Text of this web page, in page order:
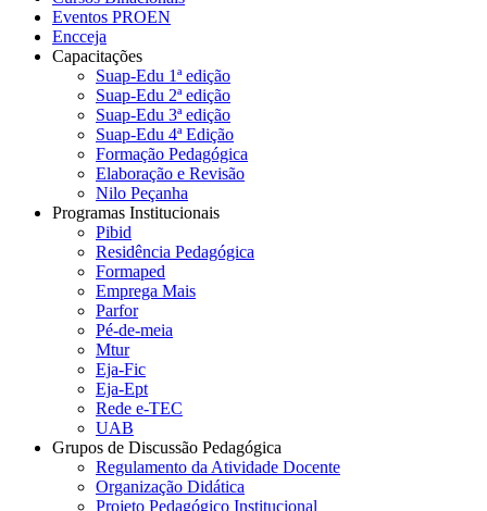
Eventos PROEN
Encceja
Capacitações
Suap-Edu 1ª edição
Suap-Edu 2ª edição
Suap-Edu 3ª edição
Suap-Edu 4ª Edição
Formação Pedagógica
Elaboração e Revisão
Nilo Peçanha
Programas Institucionais
Pibid
Residência Pedagógica
Formaped
Emprega Mais
Parfor
Pé-de-meia
Mtur
Eja-Fic
Eja-Ept
Rede e-TEC
UAB
Grupos de Discussão Pedagógica
Regulamento da Atividade Docente
Organização Didática
Projeto Pedagógico Institucional